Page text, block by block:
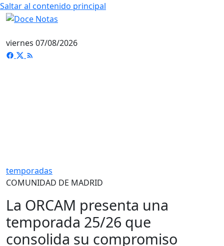
Saltar al contenido principal
viernes 07/08/2026
temporadas
COMUNIDAD DE MADRID
La ORCAM presenta una
temporada 25/26 que
consolida su compromiso